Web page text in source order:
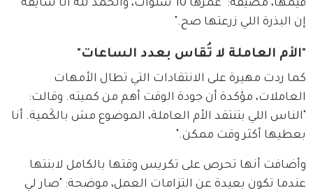
قيمها، مضيفة: "عمرها 10 سنوات، والحمد لله أنا شايفة
إن البذرة اللي زرعتها صح."
"الأم العاملة لا تُقاس بعدد الساعات"
كما ردت مهيرة على الانتقادات التي تطال الأمهات
العاملات، مؤكدة أن جودة الوقت أهم من كميته. وقالت:
"الناس اللي بتنتقد الأم العاملة، الموضوع مش بالكَمية. أنا
بعطيها أكثر وقت ممكن."
وأضافت أنها تحرص على تكريس وقتها بالكامل لابنتها
عندما تكون بعيدة عن التزامات العمل، موضحة: "صار لي